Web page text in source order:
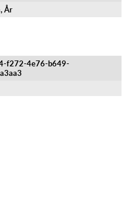
År
f272-4e76-b649-